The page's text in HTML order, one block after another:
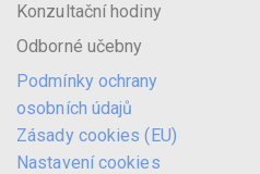
Konzultační hodiny
Odborné učebny
Podmínky ochrany
osobních údajů
Zásady cookies (EU)
Nastavení cookies